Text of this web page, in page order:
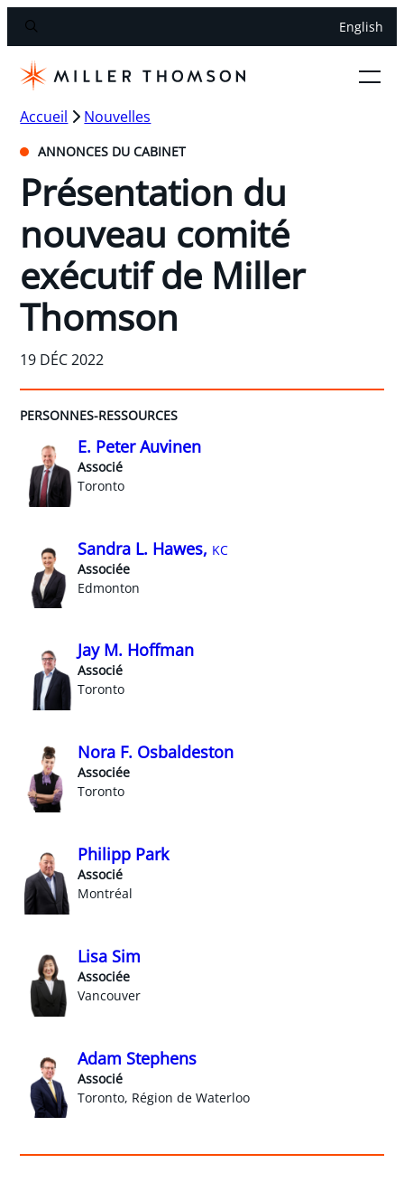
English
Accueil Nouvelles
ANNONCES DU CABINET
Présentation du
nouveau comité
exécutif de Miller
Thomson
19 DÉC 2022
PERSONNES-RESSOURCES
E. Peter Auvinen
Associé
Toronto
Sandra L. Hawes, KC
Associée
Edmonton
Jay M. Hoffman
Associé
Toronto
Nora F. Osbaldeston
Associée
Toronto
Philipp Park
Associé
Montréal
Lisa Sim
Associée
Vancouver
Adam Stephens
Associé
Toronto, Région de Waterloo